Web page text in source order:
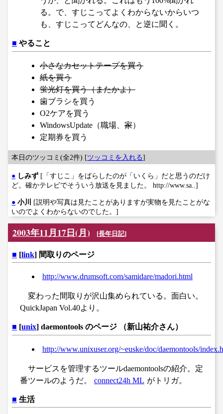
る。で、すじこってよくわからないからいつ
も、すじこってどんなの、と逆に聞く。
■ やること
小さなカセットテープを買う
紙を買う
蛍光灯を買う（またかよ）
歯ブラシを買う
O2ケアを買う
WindowsUpdate（職場、 家）
定期券を買う
本日のツッコミ(全2件) [ツッコミを入れる]
● しみず [「すじこ」をばらしたのが「いくら」だと思うのだけ
ど。確かテレビでそういう放送を見ました。 http://www.sa..]
● 小川
[説明や写真は見たことがありますが実物を見たことがな
いのでよくわからないのでした。]
2003年11月17日(月) [長年日記]
■ [link] 間取りのページ
http://www.drumsoft.com/samidare/madori.html
変わった間取りが沢山集められている。面白い。
QuickJapan Vol.40より。
■ [unix] daemontools のページ （新山祐介さん）
http://www.unixuser.org/~euske/doc/daemontools/
サービスを管理するツールdaemontoolsの紹介。定
番ツールのようだ。
connect24h ML がトリガ。
■ 生活